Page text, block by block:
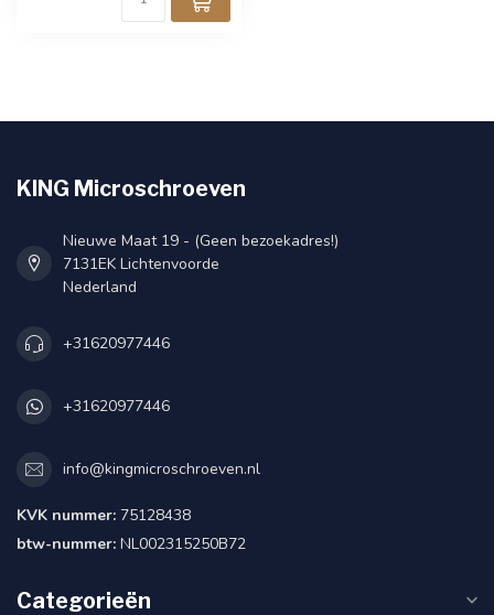
KING Microschroeven
Nieuwe Maat 19 - (Geen bezoekadres!)
7131EK Lichtenvoorde
Nederland
+31620977446
+31620977446
info@kingmicroschroeven.nl
KVK nummer: 75128438
btw-nummer: NL002315250B72
Categorieën